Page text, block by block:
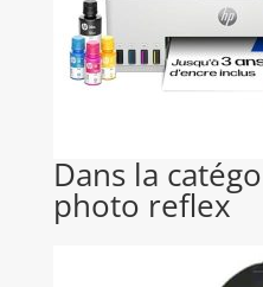
Dans la
photo reflex